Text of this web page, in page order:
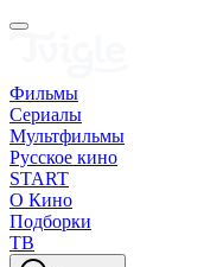
Фильмы
Сериалы
Мультфильмы
Русское кино
START
О Кино
Подборки
ТВ